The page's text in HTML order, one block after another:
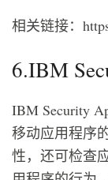
相关链接：
6.IBM
IBM Security
移动应用程序
性，还可检查